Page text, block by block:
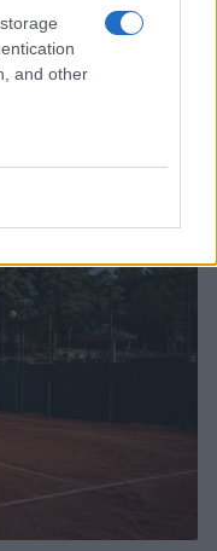
and other